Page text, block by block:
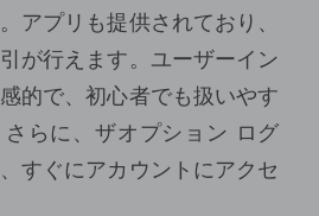
アプリも提供されており、
が行えます。ユーザーイン
的で、初心者でも扱いやす
らに、ザオプション ログ
すぐにアカウントにアクセ